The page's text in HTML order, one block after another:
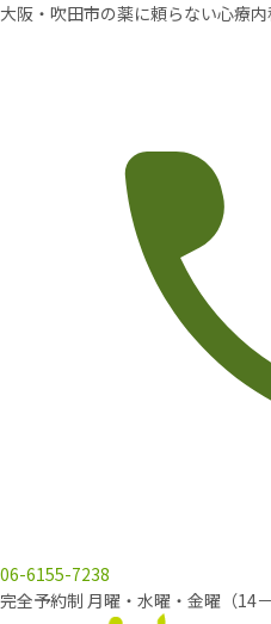
大阪・吹田市の薬に頼らない心療
06-6155-7238
完全予約制 月曜・水曜・金曜（14